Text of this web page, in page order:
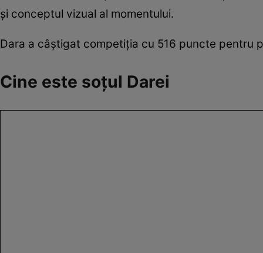
și conceptul vizual al momentului.
Dara a câștigat competiția cu 516 puncte pentru
Cine este soțul Darei